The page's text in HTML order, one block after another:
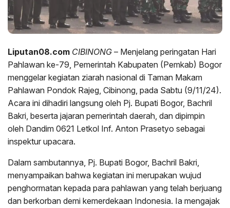
Liputan08.com CIBINONG – Menjelang peringatan Hari
Pahlawan ke-79, Pemerintah Kabupaten (Pemkab) Bogor
menggelar kegiatan ziarah nasional di Taman Makam
Pahlawan Pondok Rajeg, Cibinong, pada Sabtu (9/11/24).
Acara ini dihadiri langsung oleh Pj. Bupati Bogor, Bachril
Bakri, beserta jajaran pemerintah daerah, dan dipimpin
oleh Dandim 0621 Letkol Inf. Anton Prasetyo sebagai
inspektur upacara.
Dalam sambutannya, Pj. Bupati Bogor, Bachril Bakri,
menyampaikan bahwa kegiatan ini merupakan wujud
penghormatan kepada para pahlawan yang telah berjuang
dan berkorban demi kemerdekaan Indonesia. Ia mengajak